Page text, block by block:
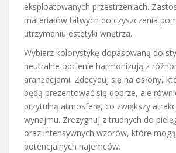
eksploatowanych przestrzeniach.
materiałów łatwych do czyszczenia
utrzymaniu estetyki wnętrza.
Wybierz kolorystykę dopasowaną do
neutralne odcienie harmonizują z
aranżacjami. Zdecyduj się na osłony,
będą prezentować się dobrze, ale
przytulną atmosferę, co zwiększy
wynajmu. Zrezygnuj z trudnych do
oraz intensywnych wzorów, które
potencjalnych najemców.